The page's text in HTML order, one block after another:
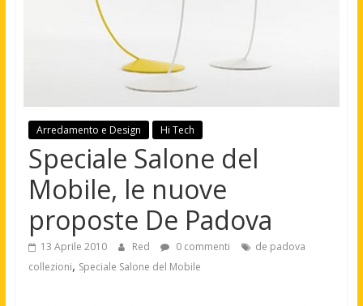
Arredamento e Design Hi Tech
Speciale Salone del
Mobile, le nuove
proposte De Padova
13 Aprile 2010 Red 0 commenti
de padova
collezioni, Speciale Salone del Mobile